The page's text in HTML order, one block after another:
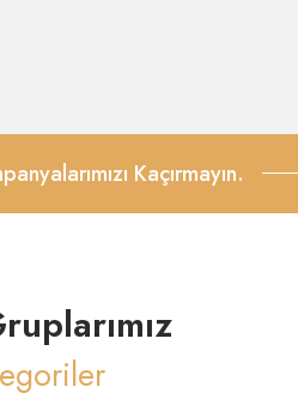
Kaçırmayın.